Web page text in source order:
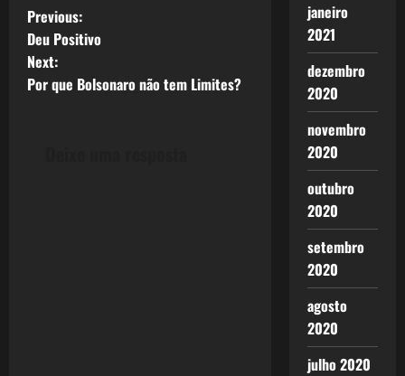
P
o
s
Previous:
Deu Positivo
Next:
Por que Bolsonaro não tem Limites?
janeiro
2021
dezembro
2020
novembro
2020
outubro
2020
setembro
2020
agosto
2020
julho 2020